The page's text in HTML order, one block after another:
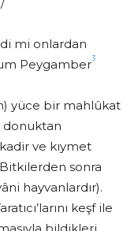
mi onlardan
Peygamber3
yüce bir mahlûkat
donuktan
ve kıymet
sonra
hayvanlardır).
keşf ile